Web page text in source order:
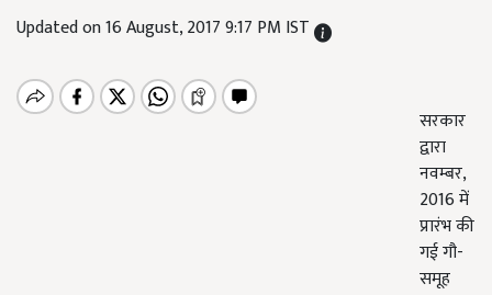
Updated on 16 August, 2017 9:17 PM IST
सरकार
द्वारा
नवम्बर,
2016 में
प्रारंभ की
गई गौ-
समूह